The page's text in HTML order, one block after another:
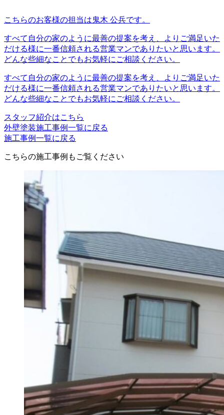
こちらのお客様の担当は鬼木 公兵です。
すべて自分の家のように最善の提案を考え、よりご満足いた
だける様に一番信頼される営業マンでありたいと思います。
どんな些細なことでもお気軽にご相談ください。
すべて自分の家のように最善の提案を考え、よりご満足いた
だける様に一番信頼される営業マンでありたいと思います。
どんな些細なことでもお気軽にご相談ください。
スタッフ紹介はこちら
外壁塗装施工事例一覧に戻る
施工事例一覧に戻る
こちらの施工事例もご覧ください